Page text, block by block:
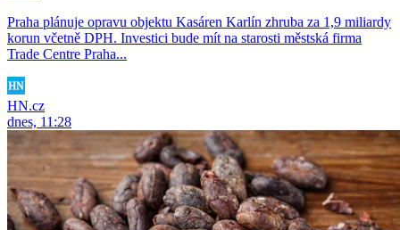
Praha plánuje opravu objektu Kasáren Karlín zhruba za 1,9 miliardy
korun včetně DPH. Investici bude mít na starosti městská firma
Trade Centre Praha...
HN.cz
dnes, 11:28